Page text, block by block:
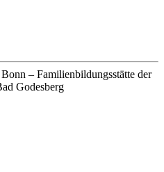
– Familienbildungsstätte der
Godesberg